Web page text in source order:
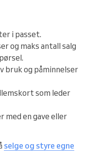
i passet.
og maks antall salg
bruk og påminnelser
som leder
med en gave eller
selge og styre egne